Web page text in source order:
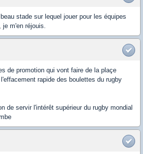
stade sur lequel jouer pour les équipes
je m'en réjouis.
de promotion qui vont faire de la plaçe
rapide des boulettes du rugby
de servir l'intérêt supérieur du rugby mondial